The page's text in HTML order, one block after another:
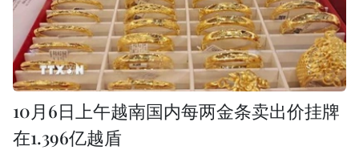
10月6日上午越南国内每两金条卖出价挂牌
在1.396亿越盾